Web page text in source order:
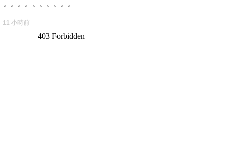
。。。。。。。。。。
11 小時前